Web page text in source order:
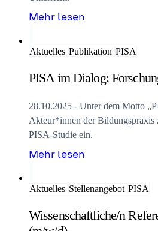
Mehr lesen
Aktuelles Publikation PISA
PISA im Dialog:
28.10.2025 - Unter dem Motto
Akteur*innen der Bildungspraxis
PISA-Studie ein.
Mehr lesen
Aktuelles Stellenangebot PISA
Wissenschaftliche/n